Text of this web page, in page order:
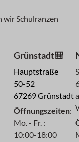
Grünstadt🎒
Hauptstraße
50-52
67269 Grünstadt
Öffnungszeiten:
Mo. - Fr. :
10:00-18:00
wir Schulranzen